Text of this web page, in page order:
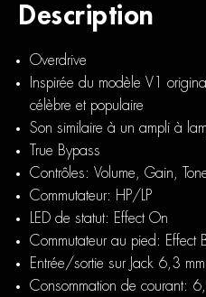
Description
Overdrive
Inspirée du modèle V1
célèbre et populaire
Son similaire à un ampli à
True Bypass
Contrôles: Volume, Gain,
Commutateur: HP/LP
LED de statut: Effect On
Commutateur au pied: Effect
Entrée/sortie sur Jack 6,3 mm
Consommation de courant: